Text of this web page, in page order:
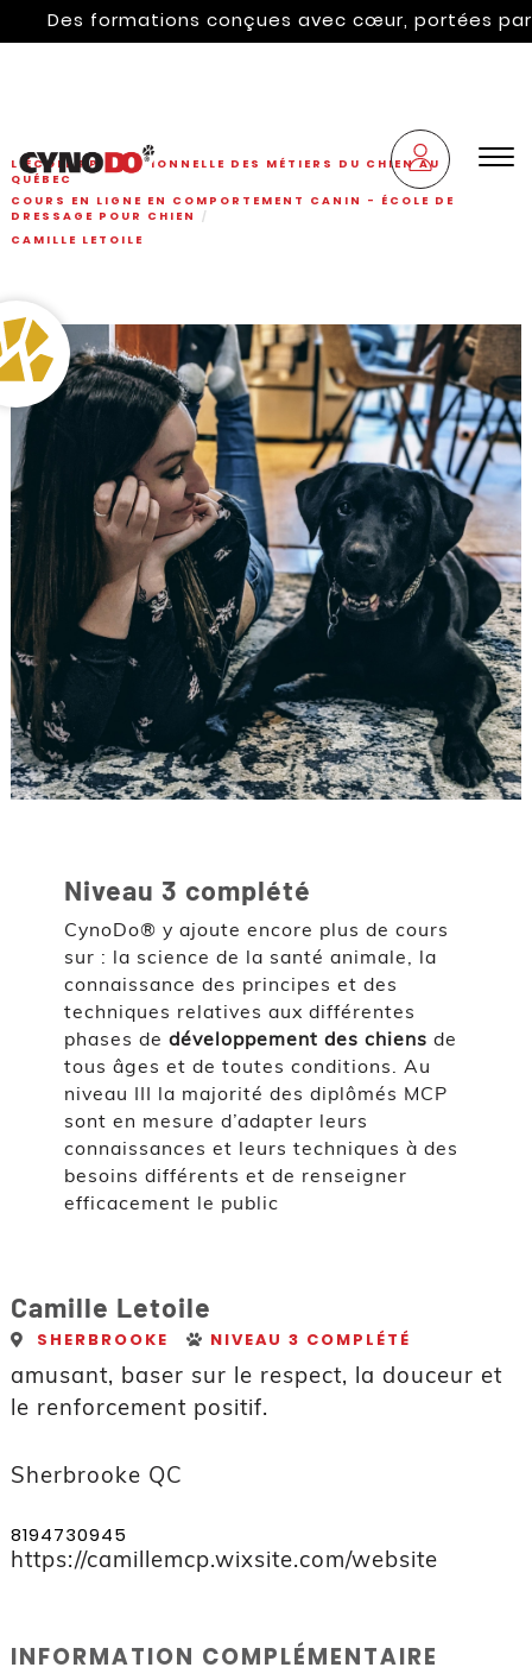
formations conçues avec cœur, portées par
L'ÉCOLE PROFESSIONNELLE DES MÉTIERS DU CHIEN AU
QUÉBEC
COURS EN LIGNE EN COMPORTEMENT CANIN - ÉCOLE DE
DRESSAGE POUR CHIEN
CAMILLE LETOILE
Camille Letoile
SHERBROOKE NIVEAU 3 COMPLÉTÉ
amusant, baser sur le respect, la douceur et
le renforcement positif.
Sherbrooke QC
8194730945
https://camillemcp.wixsite.com/website
INFORMATION COMPLÉMENTAIRE
Niveau 3 complété
CynoDo® y ajoute encore plus de cours
sur : la science de la santé animale, la
connaissance des principes et des
techniques relatives aux différentes
phases de développement des chiens de
tous âges et de toutes conditions. Au
niveau III la majorité des diplômés MCP
sont en mesure d’adapter leurs
connaissances et leurs techniques à des
besoins différents et de renseigner
efficacement le public